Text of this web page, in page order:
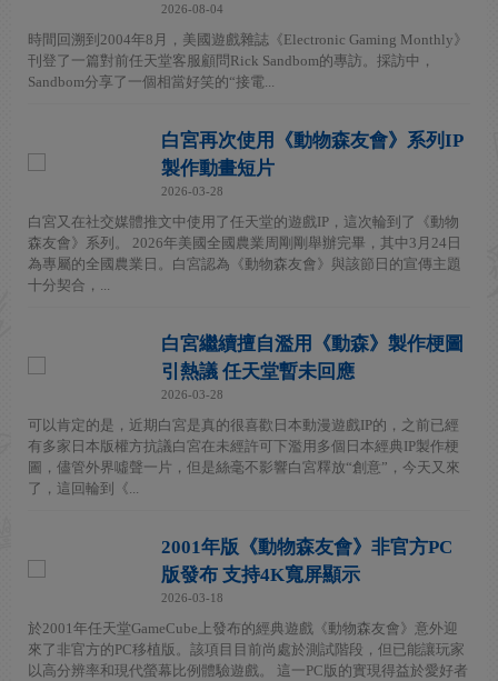
2026-08-04
時間回溯到2004年8月，美國遊戲雜誌《Electronic Gaming Monthly》
刊登了一篇對前任天堂客服顧問Rick Sandbom的專訪。採訪中，
Sandbom分享了一個相當好笑的“接電...
白宮再次使用《動物森友會》系列IP
製作動畫短片
2026-03-28
白宮又在社交媒體推文中使用了任天堂的遊戲IP，這次輪到了《動物
森友會》系列。 2026年美國全國農業周剛剛舉辦完畢，其中3月24日
為專屬的全國農業日。白宮認為《動物森友會》與該節日的宣傳主題
十分契合，...
白宮繼續擅自濫用《動森》製作梗圖
引熱議 任天堂暫未回應
2026-03-28
可以肯定的是，近期白宮是真的很喜歡日本動漫遊戲IP的，之前已經
有多家日本版權方抗議白宮在未經許可下濫用多個日本經典IP製作梗
圖，儘管外界噓聲一片，但是絲毫不影響白宮釋放“創意”，今天又來
了，這回輪到《...
2001年版《動物森友會》非官方PC
版發布 支持4K寬屏顯示
2026-03-18
於2001年任天堂GameCube上發布的經典遊戲《動物森友會》意外迎
來了非官方的PC移植版。該項目目前尚處於測試階段，但已能讓玩家
以高分辨率和現代螢幕比例體驗遊戲。 這一PC版的實現得益於愛好者